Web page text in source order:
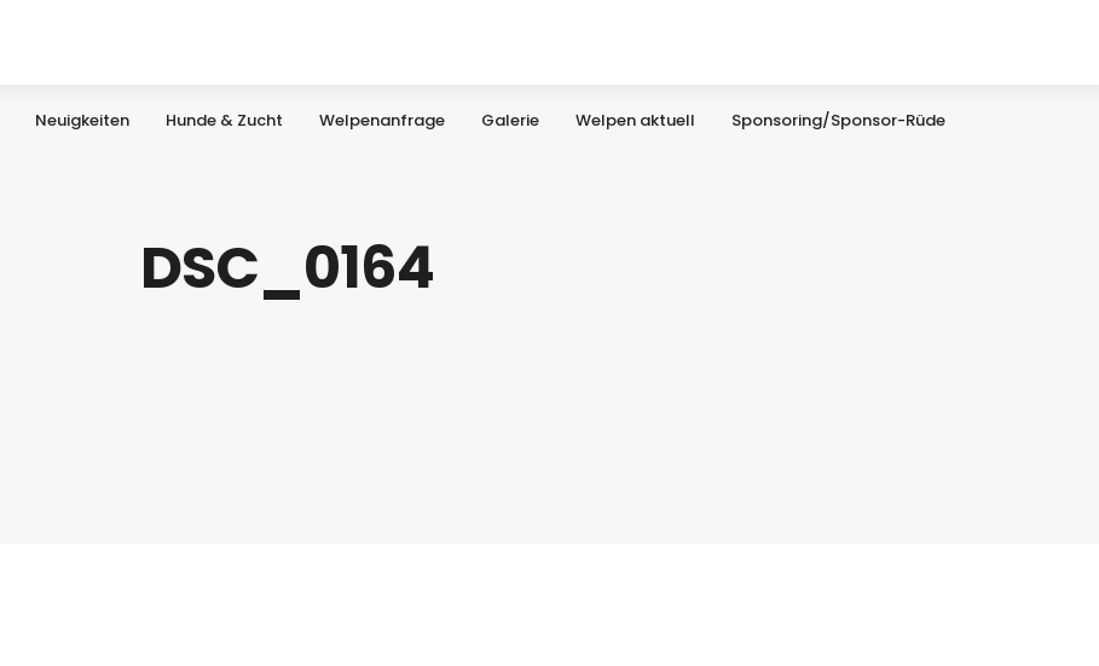
Neuigkeiten Hunde & Zucht Welpenanfrage Galerie Welpen aktuell Sponsoring/Sponsor-Rüde
DSC_0164